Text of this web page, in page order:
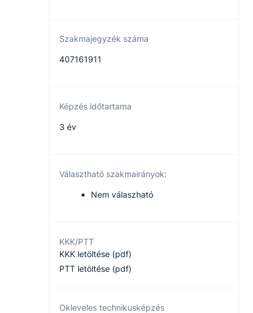
Szakmajegyzék száma
407161911
Képzés időtartama
3 év
Választható szakmairányok:
Nem válaszható
KKK/PTT
KKK letöltése (pdf)
PTT letöltése (pdf)
Okleveles technikusképzés